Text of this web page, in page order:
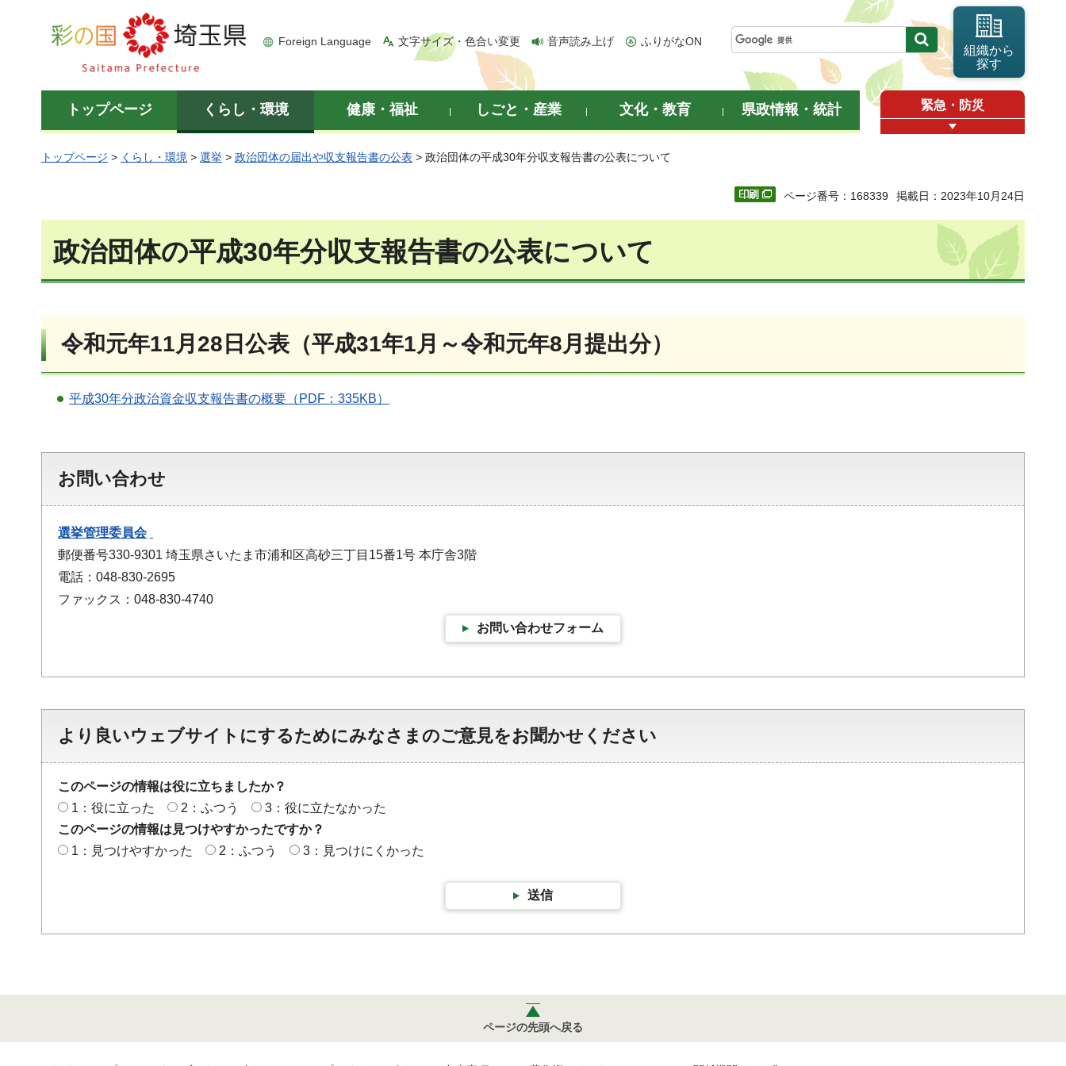
彩の国 埼玉県
Foreign Language 文字サイズ・色合い変更 音声読み上げ ふりがなON
組織から
探す
トップページ くらし・環境 健康・福祉 しごと・産業 文化・教育 県政情報・統計 緊急・防災
トップページ > くらし・環境 > 選挙 > 政治団体の届出や収支報告書の公表 > 政治団体の平成30年分収支報告書の公表について
ページ番号：168339 掲載日：2023年10月24日
政治団体の平成30年分収支報告書の公表について
令和元年11月28日公表（平成31年1月～令和元年8月提出分）
平成30年分政治資金収支報告書の概要（PDF：335KB）
お問い合わせ
選挙管理委員会
郵便番号330-9301 埼玉県さいたま市浦和区高砂三丁目15番1号 本庁舎3階
電話：048-830-2695
ファックス：048-830-4740
お問い合わせフォーム
より良いウェブサイトにするためにみなさまのご意見をお聞かせください
このページの情報は役に立ちましたか？
1：役に立った
2：ふつう
3：役に立たなかった
このページの情報は見つけやすかったですか？
1：見つけやすかった
2：ふつう 3：見つけにくかった
送信
ページの先頭へ戻る